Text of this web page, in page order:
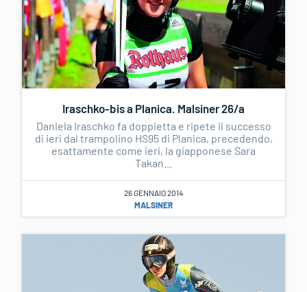
Iraschko-bis a Planica. Malsiner 26/a
Daniela Iraschko fa doppietta e ripete il successo
di ieri dal trampolino HS95 di Planica, precedendo,
esattamente come ieri, la giapponese Sara
Takan...
26 GENNAIO 2014
MALSINER